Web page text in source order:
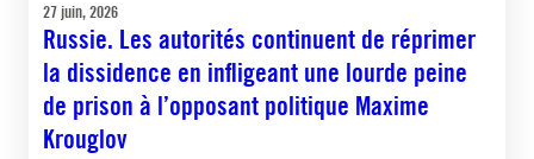
27 juin, 2026
Russie. Les autorités continuent de réprimer
la dissidence en infligeant une lourde peine
de prison à l’opposant politique Maxime
Krouglov